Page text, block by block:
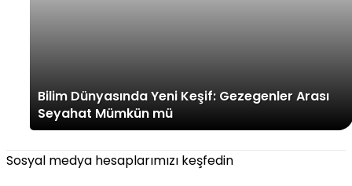
Bilim Dünyasında Yeni Keşif: Gezegenler Arası
Seyahat Mümkün mü
Sosyal medya hesaplarımızı keşfedin